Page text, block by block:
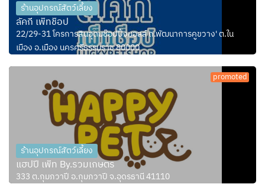
ร้านอุปกรณ์สัตว์เลี้ยง
ลัคกี้ เพ็ทช็อป
22/29-31 โครการสินอุดมช๊อปปิ้งมอลล์ ถ.พัฒนาการคูขวาง' ต.ใน
เมือง อ.เมือง นครศรีธรรมราช 80000
promoted
ร้านอุปกรณ์สัตว์เลี้ยง
แฮปปี้ เพ็ท By.รวมเกษตร
333 ต.กุมภวาปี อ.กุมภวาปี จ.อุดรธานี 41110